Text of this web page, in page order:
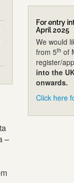
–
For entry
April 2025
We would
from 5th of
register/
into the
onwards.
Click here